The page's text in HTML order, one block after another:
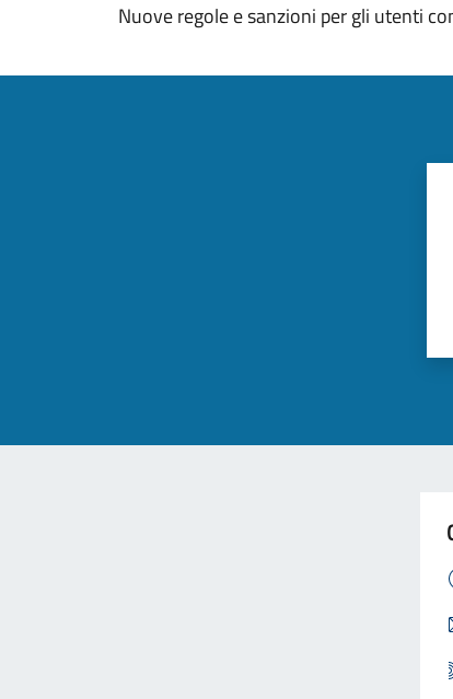
Nuove regole e sanzioni per gli utenti